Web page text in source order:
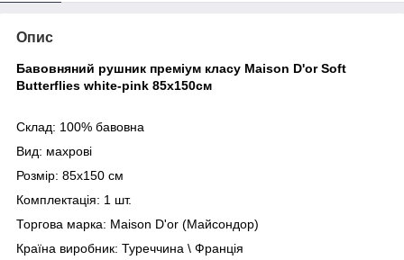
Опис
Бавовняний рушник преміум класу Maison D'or Soft
Butterflies white-pink 85х150см
Склад: 100% бавовна
Вид: махрові
Розмір: 85х150 см
Комплектація: 1 шт.
Торгова марка: Maison D'or (Майсондор)
Країна виробник: Туреччина \ Франція